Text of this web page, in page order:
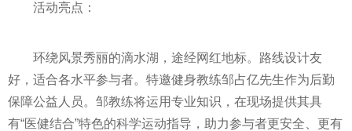
活动亮点：
环绕风景秀丽的滴水湖，途经网红地标。路线设计友
好，适合各水平参与者。特邀健身教练邹占亿先生作为后勤
保障公益人员。邹教练将运用专业知识，在现场提供其具
有“医健结合”特色的科学运动指导，助力参与者更安全、更有